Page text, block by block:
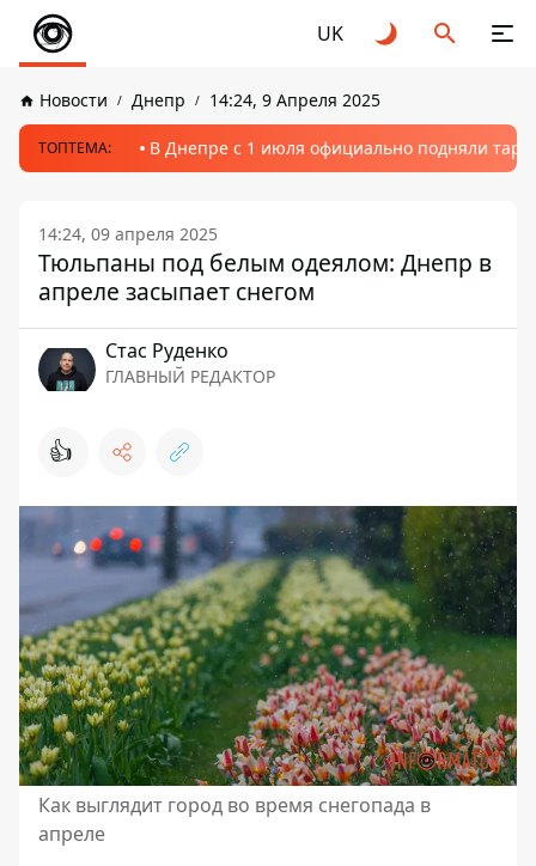
UK
Новости Днепр 14:24, 9 Апреля 2025
ТОПТЕМА: В Днепре с 1 июля официально подняли
14:24, 09 апреля 2025
Тюльпаны под белым одеялом: Днепр в
апреле засыпает снегом
Стаc Руденко
ГЛАВНЫЙ РЕДАКТОР
👍
Как выглядит город во время снегопада в
апреле